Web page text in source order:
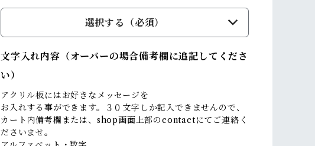
選択する（必須）
文字入れ内容（オーバーの場合備考欄に追記してくださ
い）
アクリル板にはお好きなメッセージを
お入れする事ができます。３０文字しか記入できませんので、
カート内備考欄または、shop画面上部のcontactにてご連絡く
ださいませ。